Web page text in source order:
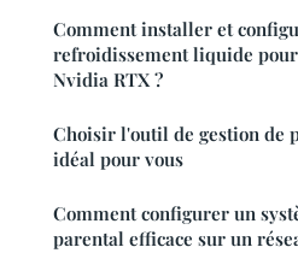
Comment installer et
refroidissement liquide
Nvidia RTX ?
Choisir l'outil de gestion de
idéal pour vous
Comment configurer un
parental efficace sur un